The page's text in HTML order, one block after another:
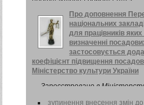
наймолодшими учасниками
Про доповнення
національних
для працівників
визначенні
застосовується
коефіцієнт підвищення
Міністерство культури України
Зареєстровано в
зупинення внесення змін